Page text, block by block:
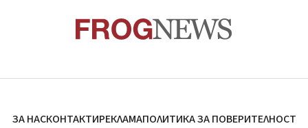
ЗА НАСКОНТАКТИРЕКЛАМАПОЛИТИКА ЗА ПОВЕРИТЕЛНОСТ